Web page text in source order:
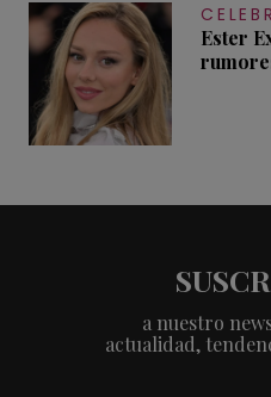
Ester
a nuestro
actualidad,